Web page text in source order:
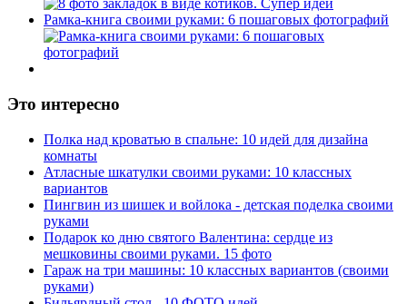
Рамка-книга своими руками: 6 пошаговых фотографий
Это интересно
Полка над кроватью в спальне: 10 идей для дизайна
комнаты
Атласные шкатулки своими руками: 10 классных
вариантов
Пингвин из шишек и войлока - детская поделка своими
руками
Подарок ко дню святого Валентина: сердце из
мешковины своими руками. 15 фото
Гараж на три машины: 10 классных вариантов (своими
руками)